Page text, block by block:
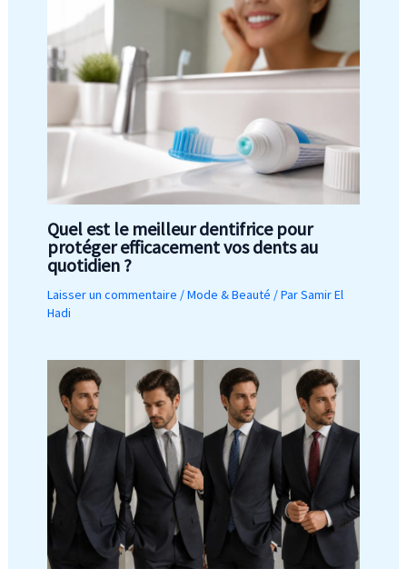
Quel est le meilleur dentifrice pour
protéger efficacement vos dents au
quotidien ?
Laisser un commentaire /Mode & Beauté / ParSamir El
Hadi